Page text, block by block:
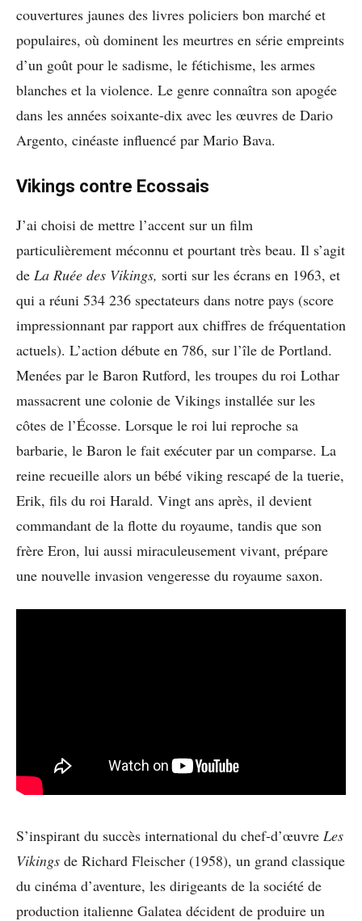
couvertures jaunes des livres policiers bon marché et
populaires, où dominent les meurtres en série empreints
d’un goût pour le sadisme, le fétichisme, les armes
blanches et la violence. Le genre connaîtra son apogée
dans les années soixante-dix avec les œuvres de Dario
Argento, cinéaste influencé par Mario Bava.
Vikings contre Ecossais
J’ai choisi de mettre l’accent sur un film
particulièrement méconnu et pourtant très beau. Il s’agit
de La Ruée des Vikings, sorti sur les écrans en 1963, et
qui a réuni 534 236 spectateurs dans notre pays (score
impressionnant par rapport aux chiffres de fréquentation
actuels). L’action débute en 786, sur l’île de Portland.
Menées par le Baron Rutford, les troupes du roi Lothar
massacrent une colonie de Vikings installée sur les
côtes de l’Écosse. Lorsque le roi lui reproche sa
barbarie, le Baron le fait exécuter par un comparse. La
reine recueille alors un bébé viking rescapé de la tuerie,
Erik, fils du roi Harald. Vingt ans après, il devient
commandant de la flotte du royaume, tandis que son
frère Eron, lui aussi miraculeusement vivant, prépare
une nouvelle invasion vengeresse du royaume saxon.
S’inspirant du succès international du chef-d’œuvre Les
Vikings de Richard Fleischer (1958), un grand classique
du cinéma d’aventure, les dirigeants de la société de
production italienne Galatea décident de produire un